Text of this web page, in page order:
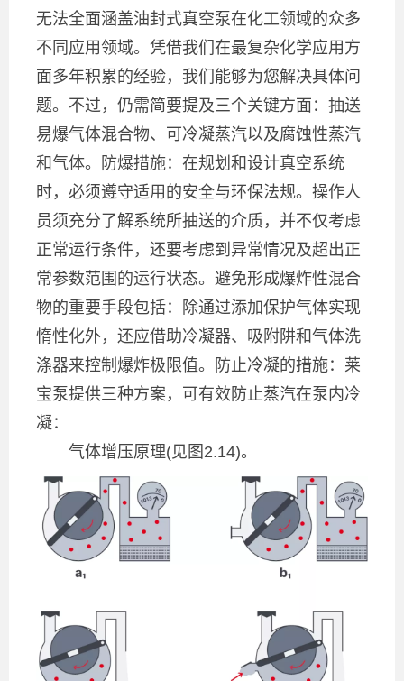
无法全面涵盖油封式真空泵在化工领域的众多
不同应用领域。凭借我们在最复杂化学应用方
面多年积累的经验，我们能够为您解决具体问
题。不过，仍需简要提及三个关键方面：抽送
易爆气体混合物、可冷凝蒸汽以及腐蚀性蒸汽
和气体。防爆措施：在规划和设计真空系统
时，必须遵守适用的安全与环保法规。操作人
员须充分了解系统所抽送的介质，并不仅考虑
正常运行条件，还要考虑到异常情况及超出正
常参数范围的运行状态。避免形成爆炸性混合
物的重要手段包括：除通过添加保护气体实现
惰性化外，还应借助冷凝器、吸附阱和气体洗
涤器来控制爆炸极限值。防止冷凝的措施：莱
宝泵提供三种方案，可有效防止蒸汽在泵内冷
凝：
气体增压原理(见图2.14)。